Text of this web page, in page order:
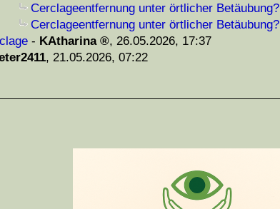
Cerclageentfernung unter örtlicher Betäubung?
Cerclageentfernung unter örtlicher Betäubung?
- KAtharina , 26.05.2026, 17:37
, 21.05.2026, 07:22